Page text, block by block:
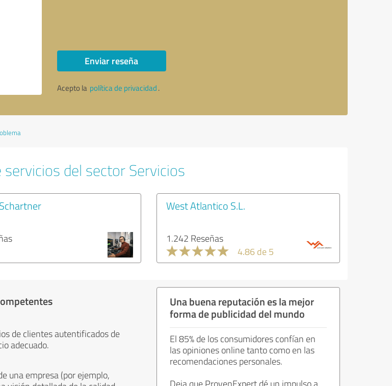
Enviar reseña
Acepto la política de privacidad.
del sector Servicios
West Atlantico S.L.
1.242 Reseñas
4.86 de 5
de clientes autentificados de
adecuado.
una empresa (por ejemplo,
Una buena reputación es la mejor
forma de publicidad del mundo
El 85% de los consumidores confían en
las opiniones online tanto como en las
recomendaciones personales.
Deja que ProvenExpert dé un impulso a